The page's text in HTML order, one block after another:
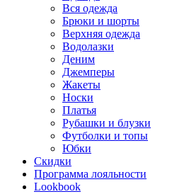
Вся одежда
Брюки и шорты
Верхняя одежда
Водолазки
Деним
Джемперы
Жакеты
Носки
Платья
Рубашки и блузки
Футболки и топы
Юбки
Скидки
Программа лояльности
Lookbook